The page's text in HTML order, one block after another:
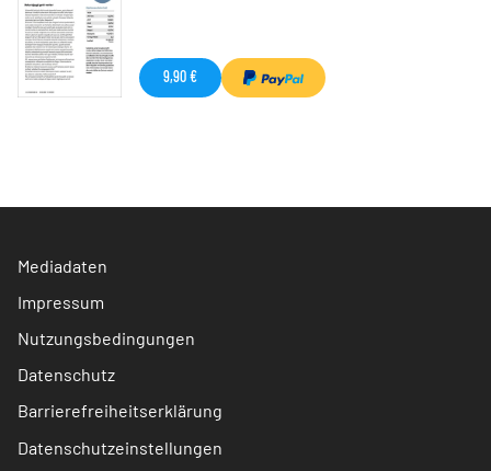
9,90 €
Mediadaten
Impressum
Nutzungsbedingungen
Datenschutz
Barrierefreiheitserklärung
Datenschutzeinstellungen